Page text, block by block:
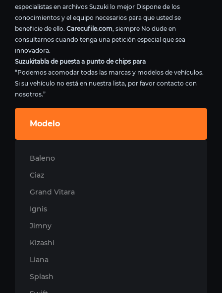
especialistas en archivos Suzuki lo mejor Dispone de los
conocimientos y el equipo necesarios para que usted se
beneficie de ello. Carecufile.com, siempre No dude en
consultarnos cuando tenga una petición especial que sea
innovadora.
Suzukitabla de puesta a punto de chips para
“Podemos acomodar todas las marcas y modelos de vehículos.
Si su vehículo no está en nuestra lista, por favor contacto con
nosotros.”
Modelo
Baleno
Ciaz
Grand Vitara
Ignis
Jimny
Kizashi
Liana
Splash